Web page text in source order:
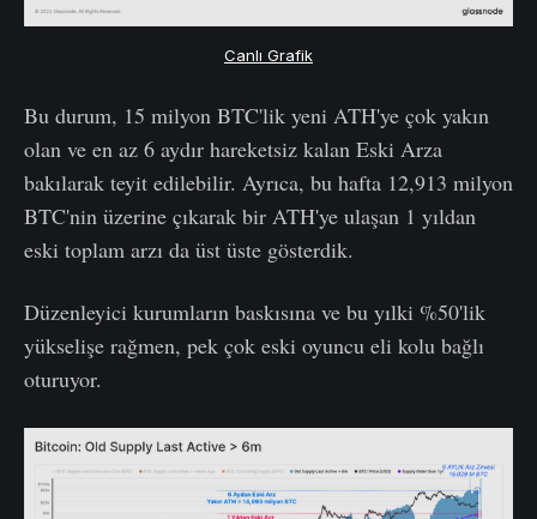
Canlı Grafik
Bu durum, 15 milyon BTC'lik yeni ATH'ye çok yakın
olan ve en az 6 aydır hareketsiz kalan Eski Arza
bakılarak teyit edilebilir. Ayrıca, bu hafta 12,913 milyon
BTC'nin üzerine çıkarak bir ATH'ye ulaşan 1 yıldan
eski toplam arzı da üst üste gösterdik.
Düzenleyici kurumların baskısına ve bu yılki %50'lik
yükselişe rağmen, pek çok eski oyuncu eli kolu bağlı
oturuyor.